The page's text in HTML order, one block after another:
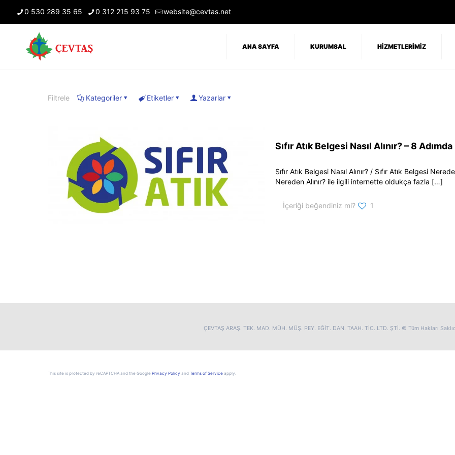
0 530 289 35 65 0 312 215 93 75 website@cevtas.net
ANA SAYFA KURUMSAL HİZMETLERİMİZ
Filtrele Kategoriler Etiketler Yazarlar
Sıfır Atık Belgesi Nasıl Alınır? – 8 Adımda
Sıfır Atık Belgesi Nasıl Alınır? / Sıfır Atık Belgesi
Nereden Alınır? ile ilgili internette oldukça fazla […]
İçeriği beğendiniz mi? 1
ÇEVTAŞ ARAŞ. TEK. MAD. MÜH. MÜŞ. PEY. EĞİT. DAN. TAAH. TİC. LTD. ŞTİ. © Tüm Hakları
This site is protected by reCAPTCHA and the Google Privacy Policy and Terms of Service apply.